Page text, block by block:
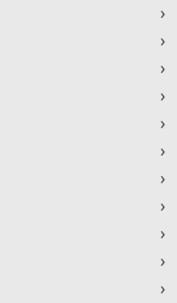
›
›
›
›
›
›
›
›
›
›
›